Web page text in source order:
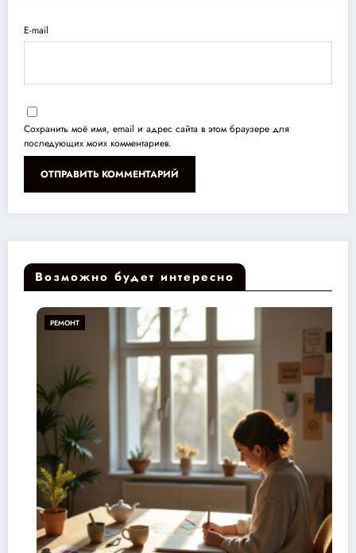
E-mail
Сохранить моё имя, email и адрес сайта в этом браузере для
последующих моих комментариев.
Возможно будет интересно
РЕМОНТ